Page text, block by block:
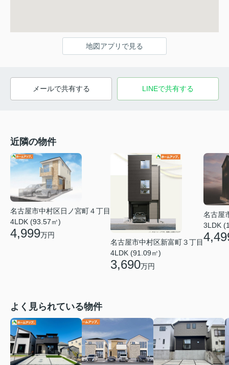
地図アプリで見る
メールで共有する LINEで共有する
近隣の物件
名古屋市中村区日ノ宮町４丁目
4LDK (93.57㎡)
4,999万円
名古屋市中村区新富町３丁目
4LDK (91.09㎡)
3,690万円
名古屋
3LDK
よく見られている物件